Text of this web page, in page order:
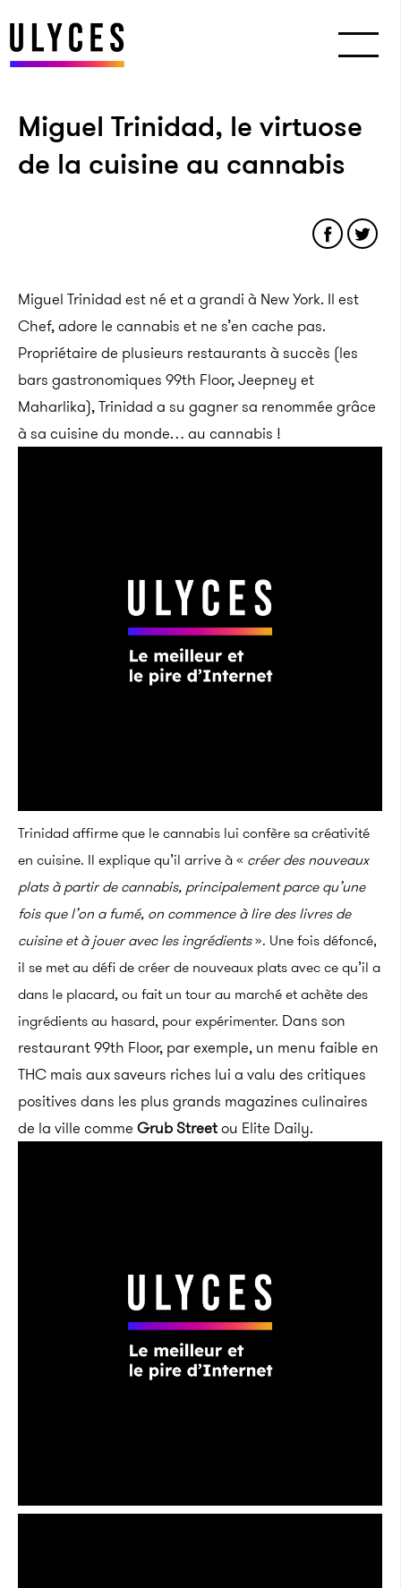
Miguel Trinidad, le virtuose
de la cuisine au cannabis
Miguel Trinidad est né et a grandi à New York. Il est
Chef, adore le cannabis et ne s’en cache pas.
Propriétaire de plusieurs restaurants à succès (les
bars gastronomiques 99th Floor, Jeepney et
Maharlika), Trinidad a su gagner sa renommée grâce
à sa cuisine du monde… au cannabis !
Trinidad affirme que le cannabis lui confère sa créativité
en cuisine. Il explique qu’il arrive à « créer des nouveaux
plats à partir de cannabis, principalement parce qu’une
fois que l’on a fumé, on commence à lire des livres de
cuisine et à jouer avec les ingrédients». Une fois défoncé,
il se met au défi de créer de nouveaux plats avec ce qu’il a
dans le placard, ou fait un tour au marché et achète des
ingrédients au hasard, pour expérimenter. Dans son
restaurant 99th Floor, par exemple, un menu faible en
THC mais aux saveurs riches lui a valu des critiques
positives dans les plus grands magazines culinaires
de la ville comme Grub Streetou Elite Daily.